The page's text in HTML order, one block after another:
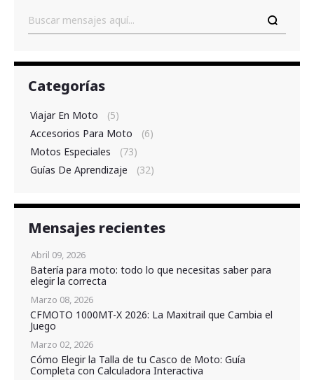
Buscar
Categorías
Viajar En Moto
(5)
Accesorios Para Moto
(6)
Motos Especiales
(73)
Guías De Aprendizaje
(32)
Mensajes recientes
Abril 09, 2026
Batería para moto: todo lo que necesitas saber para
elegir la correcta
Marzo 08, 2026
CFMOTO 1000MT-X 2026: La Maxitrail que Cambia el
Juego
Marzo 02, 2026
Cómo Elegir la Talla de tu Casco de Moto: Guía
Completa con Calculadora Interactiva